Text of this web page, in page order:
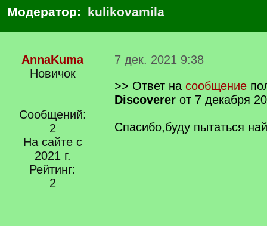
Модератор: kulikovamila
AnnaKuma
Новичок
Сообщений:
2
На сайте с
2021 г.
Рейтинг:
2
7 дек. 2021 9:38
>> Ответ на сообщение
Discoverer от 7 декабря
Спасибо,буду пытаться